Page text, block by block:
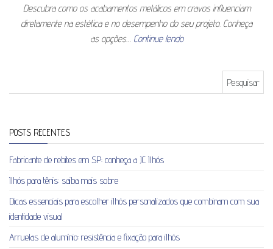
Descubra como os acabamentos metálicos em cravos influenciam
diretamente na estética e no desempenho do seu projeto. Conheça
as opções… Continue lendo
POSTS RECENTES
Fabricante de rebites em SP: conheça a JC Ilhós
Ilhós para tênis: saiba mais sobre
Dicas essenciais para escolher ilhós personalizados que combinam com sua
identidade visual
Arruelas de alumínio: resistência e fixação para ilhós